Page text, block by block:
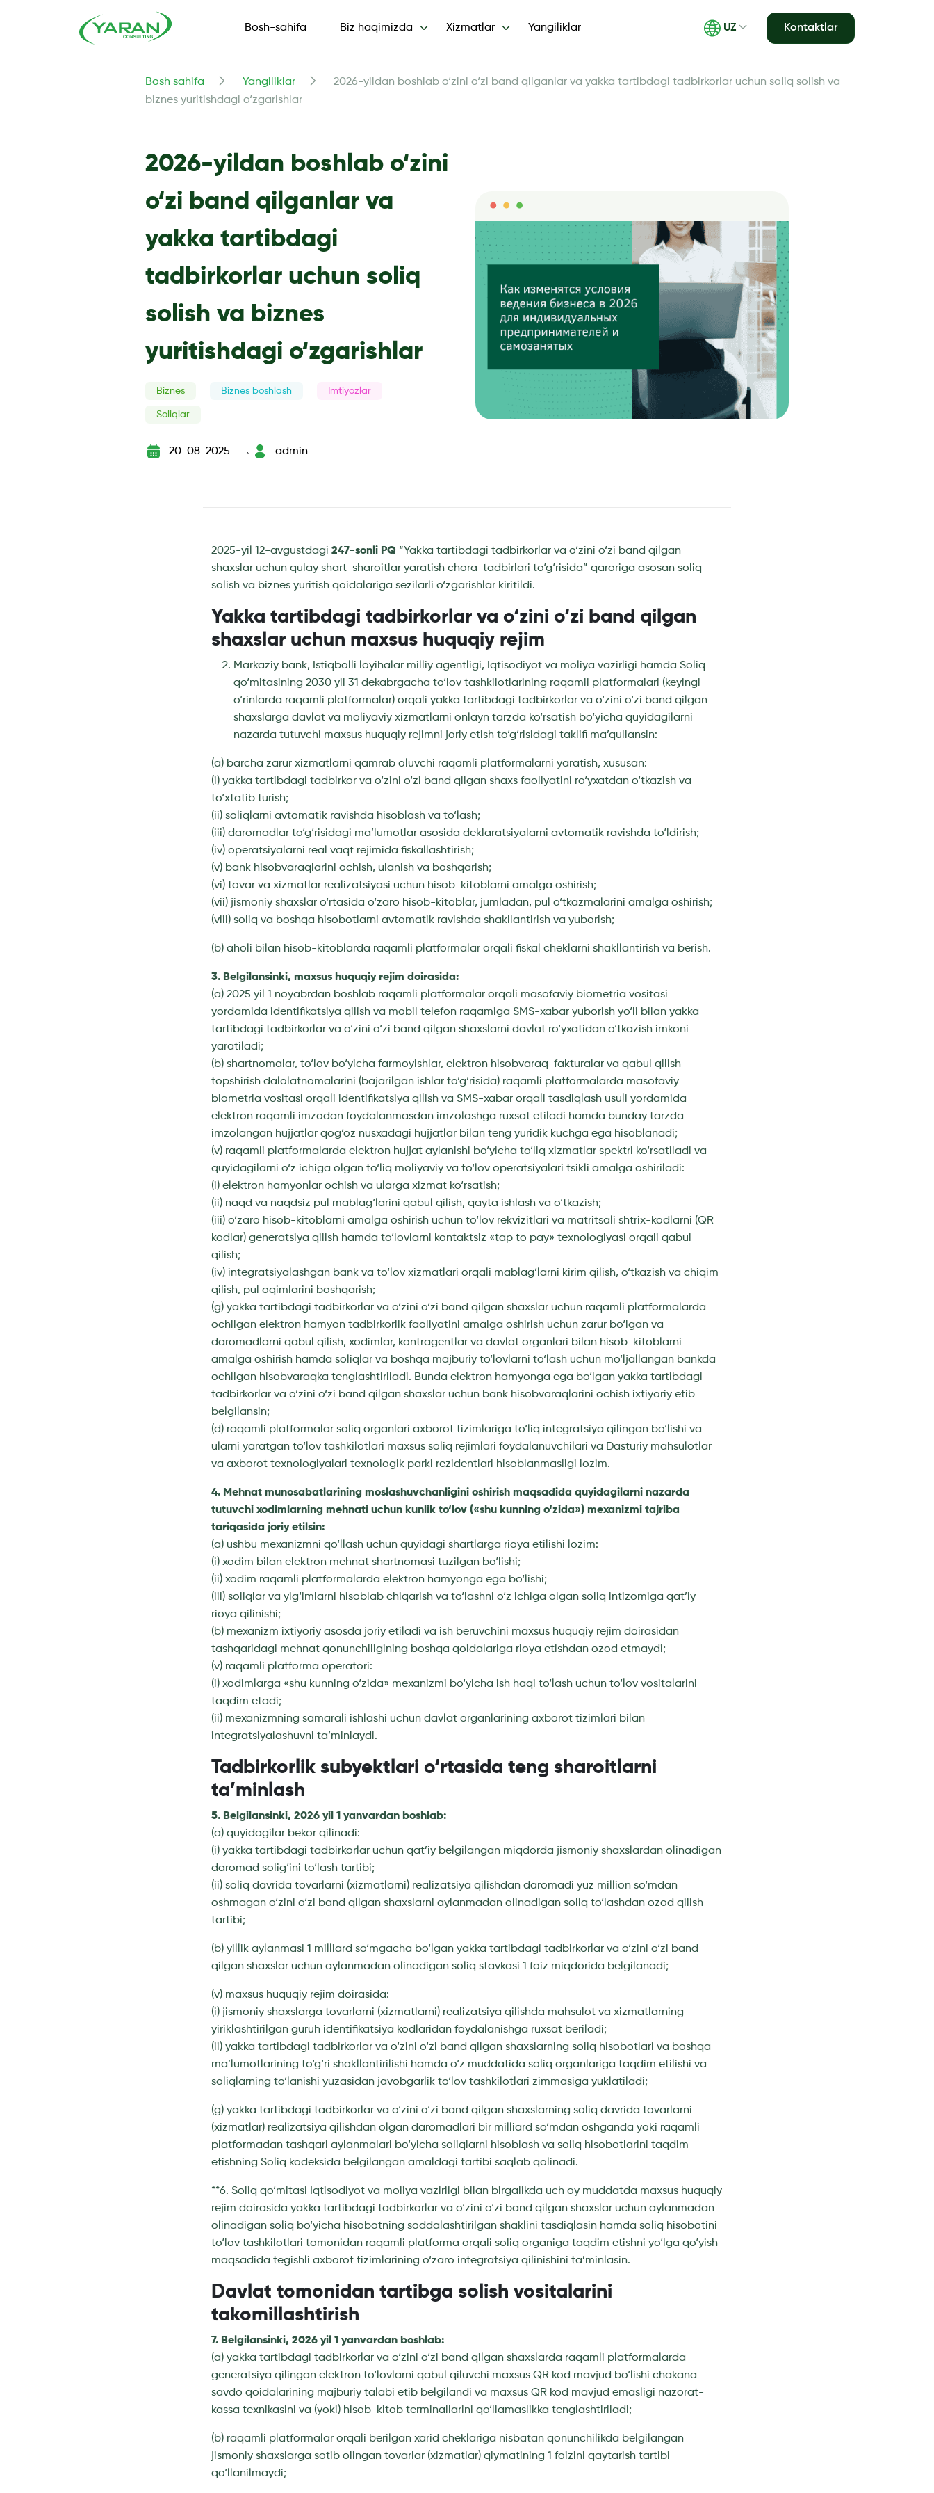
Bosh-sahifa Biz haqimizda Xizmatlar Yangiliklar UZ Kontaktlar
Bosh sahifa Yangiliklar
2026-yildan boshlab o‘zini o‘zi band qilganlar va yakka tartibdagi tadbirkorlar uchun soliq solish va
biznes yuritishdagi o‘zgarishlar
2026-yildan boshlab o‘zini
o‘zi band qilganlar va
yakka tartibdagi
tadbirkorlar uchun soliq
solish va biznes
yuritishdagi o‘zgarishlar
Biznes Biznes boshlash Imtiyozlar
Soliqlar
20-08-2025
`
admin
2025-yil 12-avgustdagi 247-sonli PQ “Yakka tartibdagi tadbirkorlar va o‘zini o‘zi band qilgan
shaxslar uchun qulay shart-sharoitlar yaratish chora-tadbirlari to‘g‘risida” qaroriga asosan soliq
solish va biznes yuritish qoidalariga sezilarli o‘zgarishlar kiritildi.
Yakka tartibdagi tadbirkorlar va o‘zini o‘zi band qilgan
shaxslar uchun maxsus huquqiy rejim
Markaziy bank, Istiqbolli loyihalar milliy agentligi, Iqtisodiyot va moliya vazirligi hamda Soliq
qo‘mitasining 2030 yil 31 dekabrgacha to‘lov tashkilotlarining raqamli platformalari (keyingi
o‘rinlarda raqamli platformalar) orqali yakka tartibdagi tadbirkorlar va o‘zini o‘zi band qilgan
shaxslarga davlat va moliyaviy xizmatlarni onlayn tarzda ko‘rsatish bo‘yicha quyidagilarni
nazarda tutuvchi maxsus huquqiy rejimni joriy etish to‘g‘risidagi taklifi ma’qullansin:
(a) barcha zarur xizmatlarni qamrab oluvchi raqamli platformalarni yaratish, xususan:
(i) yakka tartibdagi tadbirkor va o‘zini o‘zi band qilgan shaxs faoliyatini ro‘yxatdan o‘tkazish va
to‘xtatib turish;
(ii) soliqlarni avtomatik ravishda hisoblash va to‘lash;
(iii) daromadlar to‘g‘risidagi ma’lumotlar asosida deklaratsiyalarni avtomatik ravishda to‘ldirish;
(iv) operatsiyalarni real vaqt rejimida fiskallashtirish;
(v) bank hisobvaraqlarini ochish, ulanish va boshqarish;
(vi) tovar va xizmatlar realizatsiyasi uchun hisob-kitoblarni amalga oshirish;
(vii) jismoniy shaxslar o‘rtasida o‘zaro hisob-kitoblar, jumladan, pul o‘tkazmalarini amalga oshirish;
(viii) soliq va boshqa hisobotlarni avtomatik ravishda shakllantirish va yuborish;
(b) aholi bilan hisob-kitoblarda raqamli platformalar orqali fiskal cheklarni shakllantirish va berish.
3. Belgilansinki, maxsus huquqiy rejim doirasida:
(a) 2025 yil 1 noyabrdan boshlab raqamli platformalar orqali masofaviy biometria vositasi
yordamida identifikatsiya qilish va mobil telefon raqamiga SMS-xabar yuborish yo‘li bilan yakka
tartibdagi tadbirkorlar va o‘zini o‘zi band qilgan shaxslarni davlat ro‘yxatidan o‘tkazish imkoni
yaratiladi;
(b) shartnomalar, to‘lov bo‘yicha farmoyishlar, elektron hisobvaraq-fakturalar va qabul qilish-
topshirish dalolatnomalarini (bajarilgan ishlar to‘g‘risida) raqamli platformalarda masofaviy
biometria vositasi orqali identifikatsiya qilish va SMS-xabar orqali tasdiqlash usuli yordamida
elektron raqamli imzodan foydalanmasdan imzolashga ruxsat etiladi hamda bunday tarzda
imzolangan hujjatlar qog‘oz nusxadagi hujjatlar bilan teng yuridik kuchga ega hisoblanadi;
(v) raqamli platformalarda elektron hujjat aylanishi bo‘yicha to‘liq xizmatlar spektri ko‘rsatiladi va
quyidagilarni o‘z ichiga olgan to‘liq moliyaviy va to‘lov operatsiyalari tsikli amalga oshiriladi:
(i) elektron hamyonlar ochish va ularga xizmat ko‘rsatish;
(ii) naqd va naqdsiz pul mablag‘larini qabul qilish, qayta ishlash va o‘tkazish;
(iii) o‘zaro hisob-kitoblarni amalga oshirish uchun to‘lov rekvizitlari va matritsali shtrix-kodlarni (QR
kodlar) generatsiya qilish hamda to‘lovlarni kontaktsiz «tap to pay» texnologiyasi orqali qabul
qilish;
(iv) integratsiyalashgan bank va to‘lov xizmatlari orqali mablag‘larni kirim qilish, o‘tkazish va chiqim
qilish, pul oqimlarini boshqarish;
(g) yakka tartibdagi tadbirkorlar va o‘zini o‘zi band qilgan shaxslar uchun raqamli platformalarda
ochilgan elektron hamyon tadbirkorlik faoliyatini amalga oshirish uchun zarur bo‘lgan va
daromadlarni qabul qilish, xodimlar, kontragentlar va davlat organlari bilan hisob-kitoblarni
amalga oshirish hamda soliqlar va boshqa majburiy to‘lovlarni to‘lash uchun mo‘ljallangan bankda
ochilgan hisobvaraqka tenglashtiriladi. Bunda elektron hamyonga ega bo‘lgan yakka tartibdagi
tadbirkorlar va o‘zini o‘zi band qilgan shaxslar uchun bank hisobvaraqlarini ochish ixtiyoriy etib
belgilansin;
(d) raqamli platformalar soliq organlari axborot tizimlariga to‘liq integratsiya qilingan bo‘lishi va
ularni yaratgan to‘lov tashkilotlari maxsus soliq rejimlari foydalanuvchilari va Dasturiy mahsulotlar
va axborot texnologiyalari texnologik parki rezidentlari hisoblanmasligi lozim.
4. Mehnat munosabatlarining moslashuvchanligini oshirish maqsadida quyidagilarni nazarda
tutuvchi xodimlarning mehnati uchun kunlik to‘lov («shu kunning o‘zida») mexanizmi tajriba
tariqasida joriy etilsin:
(a) ushbu mexanizmni qo‘llash uchun quyidagi shartlarga rioya etilishi lozim:
(i) xodim bilan elektron mehnat shartnomasi tuzilgan bo‘lishi;
(ii) xodim raqamli platformalarda elektron hamyonga ega bo‘lishi;
(iii) soliqlar va yig‘imlarni hisoblab chiqarish va to‘lashni o‘z ichiga olgan soliq intizomiga qat’iy
rioya qilinishi;
(b) mexanizm ixtiyoriy asosda joriy etiladi va ish beruvchini maxsus huquqiy rejim doirasidan
tashqaridagi mehnat qonunchiligining boshqa qoidalariga rioya etishdan ozod etmaydi;
(v) raqamli platforma operatori:
(i) xodimlarga «shu kunning o‘zida» mexanizmi bo‘yicha ish haqi to‘lash uchun to‘lov vositalarini
taqdim etadi;
(ii) mexanizmning samarali ishlashi uchun davlat organlarining axborot tizimlari bilan
integratsiyalashuvni ta’minlaydi.
Tadbirkorlik subyektlari o‘rtasida teng sharoitlarni
ta’minlash
5. Belgilansinki, 2026 yil 1 yanvardan boshlab:
(a) quyidagilar bekor qilinadi:
(i) yakka tartibdagi tadbirkorlar uchun qat’iy belgilangan miqdorda jismoniy shaxslardan olinadigan
daromad solig‘ini to‘lash tartibi;
(ii) soliq davrida tovarlarni (xizmatlarni) realizatsiya qilishdan daromadi yuz million so‘mdan
oshmagan o‘zini o‘zi band qilgan shaxslarni aylanmadan olinadigan soliq to‘lashdan ozod qilish
tartibi;
(b) yillik aylanmasi 1 milliard so‘mgacha bo‘lgan yakka tartibdagi tadbirkorlar va o‘zini o‘zi band
qilgan shaxslar uchun aylanmadan olinadigan soliq stavkasi 1 foiz miqdorida belgilanadi;
(v) maxsus huquqiy rejim doirasida:
(i) jismoniy shaxslarga tovarlarni (xizmatlarni) realizatsiya qilishda mahsulot va xizmatlarning
yiriklashtirilgan guruh identifikatsiya kodlaridan foydalanishga ruxsat beriladi;
(ii) yakka tartibdagi tadbirkorlar va o‘zini o‘zi band qilgan shaxslarning soliq hisobotlari va boshqa
ma’lumotlarining to‘g‘ri shakllantirilishi hamda o‘z muddatida soliq organlariga taqdim etilishi va
soliqlarning to‘lanishi yuzasidan javobgarlik to‘lov tashkilotlari zimmasiga yuklatiladi;
(g) yakka tartibdagi tadbirkorlar va o‘zini o‘zi band qilgan shaxslarning soliq davrida tovarlarni
(xizmatlar) realizatsiya qilishdan olgan daromadlari bir milliard so‘mdan oshganda yoki raqamli
platformadan tashqari aylanmalari bo‘yicha soliqlarni hisoblash va soliq hisobotlarini taqdim
etishning Soliq kodeksida belgilangan amaldagi tartibi saqlab qolinadi.
**6. Soliq qo‘mitasi Iqtisodiyot va moliya vazirligi bilan birgalikda uch oy muddatda maxsus huquqiy
rejim doirasida yakka tartibdagi tadbirkorlar va o‘zini o‘zi band qilgan shaxslar uchun aylanmadan
olinadigan soliq bo‘yicha hisobotning soddalashtirilgan shaklini tasdiqlasin hamda soliq hisobotini
to‘lov tashkilotlari tomonidan raqamli platforma orqali soliq organiga taqdim etishni yo‘lga qo‘yish
maqsadida tegishli axborot tizimlarining o‘zaro integratsiya qilinishini ta’minlasin.
Davlat tomonidan tartibga solish vositalarini
takomillashtirish
7. Belgilansinki, 2026 yil 1 yanvardan boshlab:
(a) yakka tartibdagi tadbirkorlar va o‘zini o‘zi band qilgan shaxslarda raqamli platformalarda
generatsiya qilingan elektron to‘lovlarni qabul qiluvchi maxsus QR kod mavjud bo‘lishi chakana
savdo qoidalarining majburiy talabi etib belgilandi va maxsus QR kod mavjud emasligi nazorat-
kassa texnikasini va (yoki) hisob-kitob terminallarini qo‘llamaslikka tenglashtiriladi;
(b) raqamli platformalar orqali berilgan xarid cheklariga nisbatan qonunchilikda belgilangan
jismoniy shaxslarga sotib olingan tovarlar (xizmatlar) qiymatining 1 foizini qaytarish tartibi
qo‘llanilmaydi;